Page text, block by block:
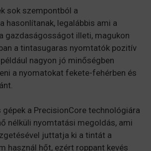
sok szempontból a
hasonlítanak, legalábbis ami a
gazdaságosságot illeti, magukon
a tintasugaras nyomtatók pozitív
nagyon jó minőségben
a nyomatokat fekete-fehérben és
a PrecisionCore technológiára
nélküli nyomtatási megoldás, ami
juttatja ki a tintát a
használ hőt, ezért roppant kevés